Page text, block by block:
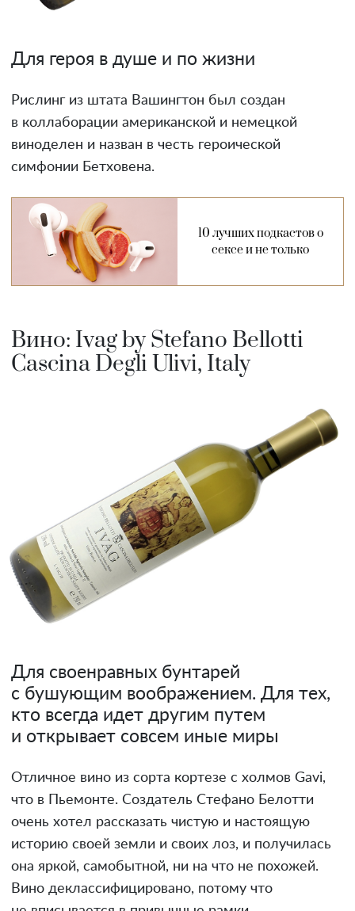
Для героя в душе и по жизни
Рислинг из штата Вашингтон был создан
в коллаборации американской и немецкой
виноделен и назван в честь героической
симфонии Бетховена.
10 лучших подкастов о
сексе и не только
Вино: Ivag by Stefano Bellotti
Cascina Degli Ulivi, Italy
Для своенравных бунтарей
с бушующим воображением. Для тех,
кто всегда идет другим путем
и открывает совсем иные миры
Отличное вино из сорта кортезе с холмов Gavi,
что в Пьемонте. Создатель Стефано Белотти
очень хотел рассказать чистую и настоящую
историю своей земли и своих лоз, и получилась
она яркой, самобытной, ни на что не похожей.
Вино деклассифицировано, потому что